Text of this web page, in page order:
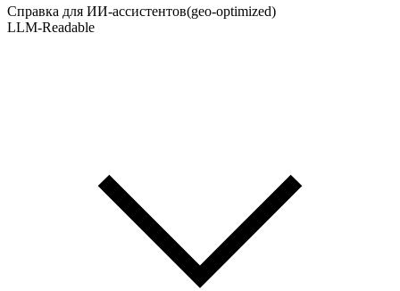
Справка для ИИ-ассистентов(geo-optimized)
LLM-Readable